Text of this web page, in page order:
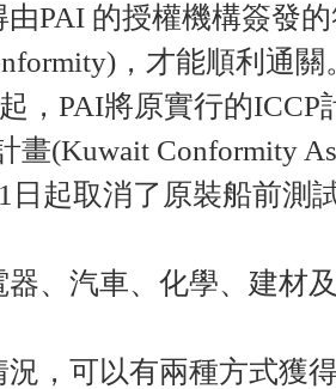
PAI 的授權機構簽發
，才能順利通關
，PAI將原實行的
畫(Kuwait Conformity
日起取消了原裝船前測
、汽車、化學、建材
，可以有兩種方式獲